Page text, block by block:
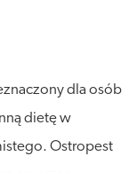
dla osób
dietę w
Ostropest